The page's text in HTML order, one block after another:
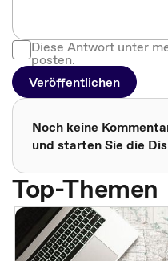
Diese Antwort unter
posten.
Veröffentlichen
Noch keine
und starten Sie die
Top-Themen